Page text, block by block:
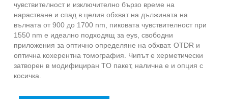
чувствителност и изключително бързо време на
нарастване и спад в целия обхват на дължината на
вълната от 900 до 1700 nm, пиковата чувствителност при
1550 nm е идеално подходящ за eys, свободни
приложения за оптично определяне на обхват. OTDR и
оптична кохерентна томография. Чипът е херметически
затворен в модифициран TO пакет, налична е и опция с
косичка.